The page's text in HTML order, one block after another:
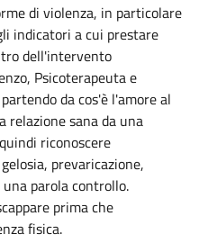
di violenza, in particolare
indicatori a cui prestare
dell'intervento
Psicoterapeuta e
da cos'è l'amore al
relazione sana da una
riconoscere
prevaricazione,
parola controllo.
prima che
fisica.